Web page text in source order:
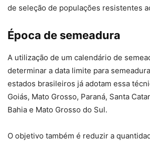
de seleção de populações resistentes
Época de semeadura
A utilização de um calendário de
determinar a data limite para
estados brasileiros já adotam essa
Goiás, Mato Grosso, Paraná, Santa
Bahia e Mato Grosso do Sul.
O objetivo também é reduzir a